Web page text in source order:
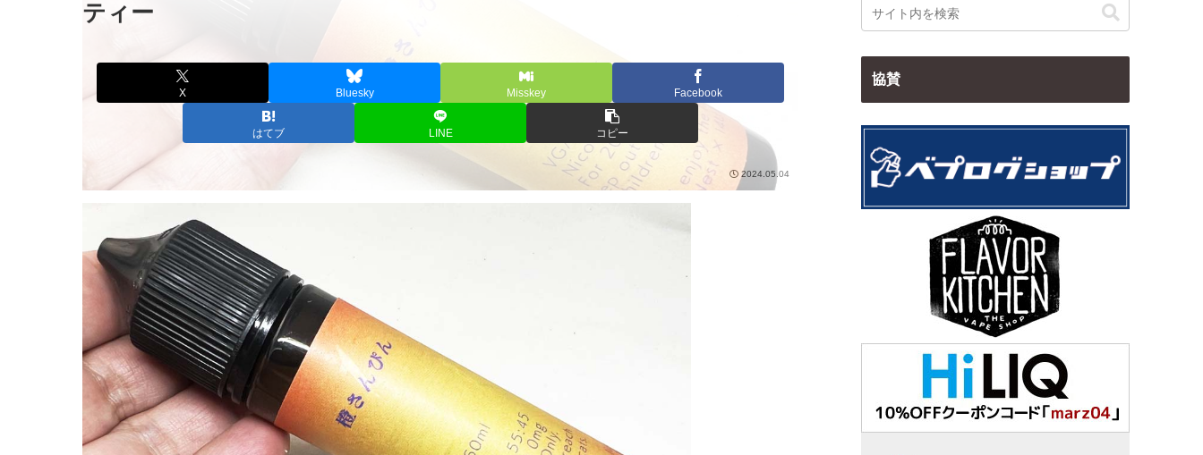
ティー
X Bluesky Misskey Facebook
はてブ LINE コピー
2024.05.04
協賛